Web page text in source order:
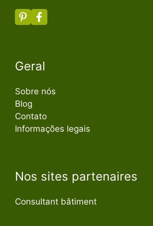
Geral
Sobre nós
Blog
Contato
Informações legais
Nos sites partenaires
Consultant bâtiment